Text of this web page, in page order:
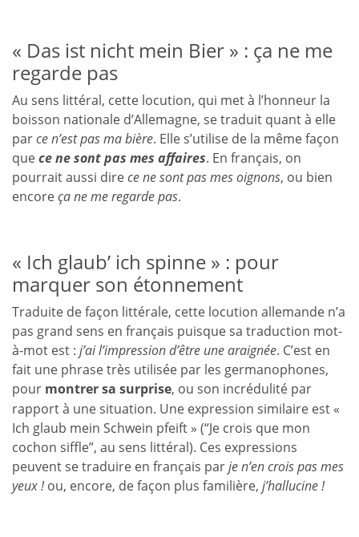
« Das ist nicht mein Bier » : ça ne me
regarde pas
Au sens littéral, cette locution, qui met à l’honneur la
boisson nationale d’Allemagne, se traduit quant à elle
parce n’est pas ma bière. Elle s’utilise de la même façon
quece ne sont pas mes affaires. En français, on
pourrait aussi direce ne sont pas mes oignons, ou bien
encoreça ne me regarde pas.
« Ich glaub’ ich spinne » : pour
marquer son étonnement
Traduite de façon littérale, cette locution allemande n’a
pas grand sens en français puisque sa traduction mot-
à-mot est : j’ai l’impression d’être une araignée. C’est en
fait une phrase très utilisée par les germanophones,
pour montrer sa surprise, ou son incrédulité par
rapport à une situation. Une expression similaire est «
Ich glaub mein Schwein pfeift » (“Je crois que mon
cochon siffle”, au sens littéral). Ces expressions
peuvent se traduire en français parje n’en crois pas mes
yeux !ou, encore, de façon plus familière, j’hallucine !